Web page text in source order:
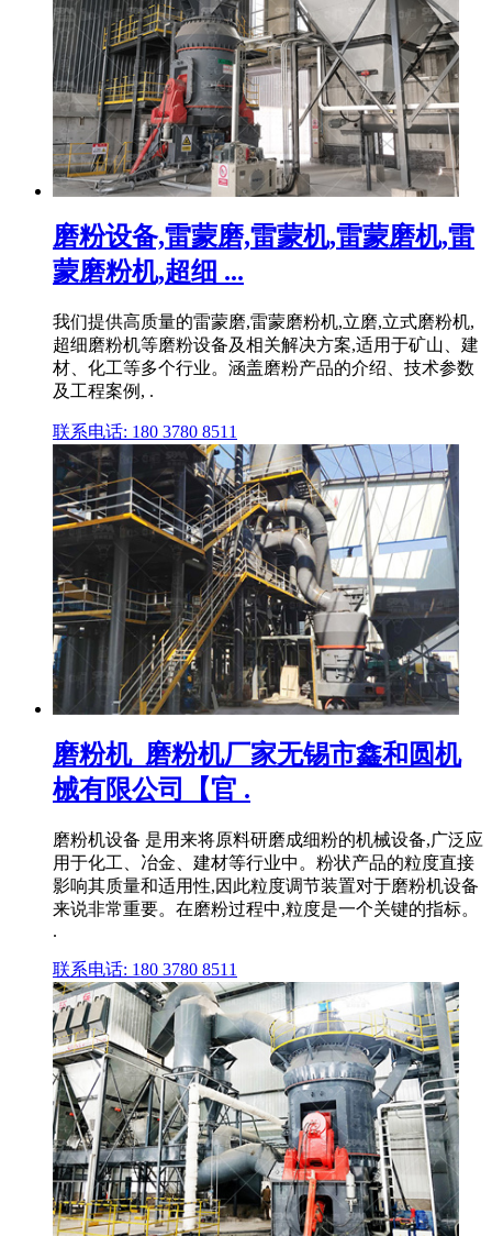
磨粉设备,雷蒙磨,雷蒙机,雷蒙磨机,雷
蒙磨粉机,超细 ...
我们提供高质量的雷蒙磨,雷蒙磨粉机,立磨,立式磨粉机,
超细磨粉机等磨粉设备及相关解决方案,适用于矿山、建
材、化工等多个行业。涵盖磨粉产品的介绍、技术参数
及工程案例, .
联系电话: 180 3780 8511
磨粉机_磨粉机厂家无锡市鑫和圆机
械有限公司【官 .
磨粉机设备 是用来将原料研磨成细粉的机械设备,广泛应
用于化工、冶金、建材等行业中。粉状产品的粒度直接
影响其质量和适用性,因此粒度调节装置对于磨粉机设备
来说非常重要。在磨粉过程中,粒度是一个关键的指标。
.
联系电话: 180 3780 8511